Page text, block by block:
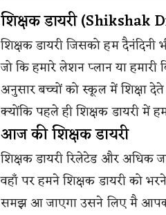
शिक्षक डायरी (Shikshak
शिक्षक डायरी जिसको हम
जो कि हमारे लेशन प्लान या हमारी
अनुसार बच्चों को स्कूल में शिक्षा
क्योंकि पहले ही शिक्षक डायरी में
आज की शिक्षक डायरी
शिक्षक डायरी रिलेटेड और
वहाँ पर हमने शिक्षक डायरी को
समझ आ जाएगा उसने लिए मै